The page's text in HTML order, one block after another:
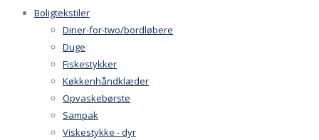
Boligtekstiler
Diner-for-two/bordløbere
Duge
Fiskestykker
Køkkenhåndklæder
Opvaskebørste
Sampak
Viskestykke - dyr